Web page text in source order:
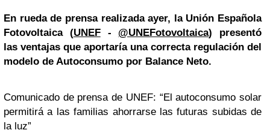
En rueda de prensa realizada ayer, la Unión Española
Fotovoltaica (UNEF- @UNEFotovoltaica) presentó
las ventajas que aportaría una correcta regulación del
modelo de Autoconsumo por Balance Neto.
Comunicado de prensa de UNEF: “El autoconsumo solar
permitirá a las familias ahorrarse las futuras subidas de
la luz”